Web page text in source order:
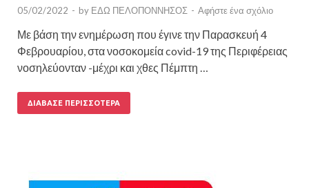
05/02/2022 - by ΕΔΩ ΠΕΛΟΠΟΝΝΗΣΟΣ - Αφήστε ένα σχόλιο
Με βάση την ενημέρωση που έγινε την Παρασκευή 4
Φεβρουαρίου, στα νοσοκομεία covid-19 της Περιφέρειας
νοσηλεύονταν -μέχρι και χθες Πέμπτη …
ΔΙΆΒΑΣΕ ΠΕΡΙΣΣΌΤΕΡΑ